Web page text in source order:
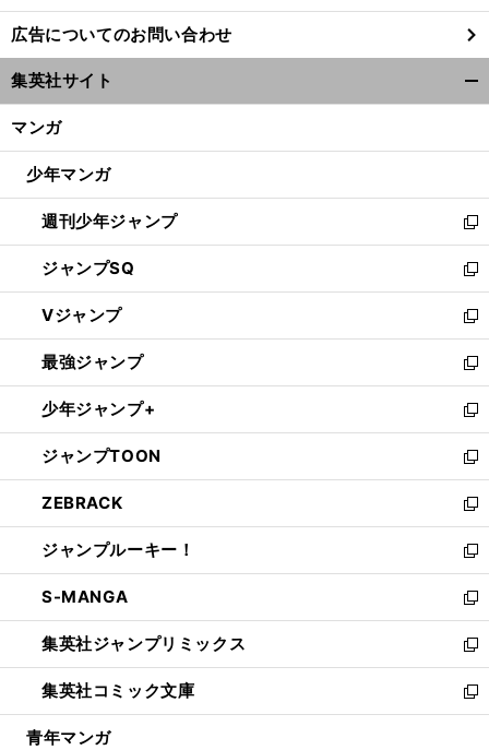
し
い
ウ
ィ
ン
ウ
開
く
広告についてのお問い合わせ
集英社サイト
マンガ
少年マンガ
週刊少年ジャンプ
新
し
い
ウ
ィ
ン
ド
ウ
で
開
く
ジャンプSQ
新
し
い
ウ
ィ
ン
ド
ウ
で
開
く
Vジャンプ
新
し
い
ウ
ィ
ン
ド
ウ
で
開
く
最強ジャンプ
新
し
い
ウ
ィ
ン
ド
ウ
で
開
く
少年ジャンプ+
新
し
い
ウ
ィ
ン
ド
ウ
で
開
く
ジャンプTOON
新
し
い
ウ
ィ
ン
ド
ウ
で
開
く
ZEBRACK
新
し
い
ウ
ィ
ン
ド
ウ
で
開
ジャンプルーキー！
新
し
い
ウ
ィ
ン
ド
ウ
S-MANGA
新
し
い
ウ
ィ
ン
集英社ジャンプリミックス
新
し
い
ウ
集英社コミック文庫
新
し
青年マンガ